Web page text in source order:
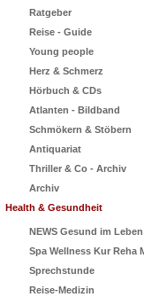
Ratgeber
Reise - Guide
Young people
Herz & Schmerz
Hörbuch & CDs
Atlanten - Bildband
Schmökern & Stöbern
Antiquariat
Thriller & Co - Archiv
Archiv
Health & Gesundheit
NEWS Gesund im Leben
Spa Wellness Kur Reha
Sprechstunde
Reise-Medizin